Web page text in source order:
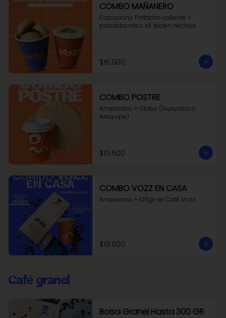
COMBO MAÑANERO
Capuccino Pistacho caliente +
pandebonitos x6 recién hechos.
$16.900
COMBO POSTRE
Americano + Oblea (Guayaba o
Arequipe)
$10.500
COMBO VOZZ EN CASA
Americano + 125gr de Café Vozz
$19.900
Café granel
Bolsa Granel Hasta 300 GR